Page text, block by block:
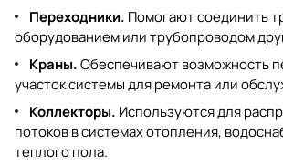
Переходники. Помогают соединить
оборудованием или трубопроводом
Краны.Обеспечивают возможность
участок системы для ремонта или
Коллекторы. Используются для
потоков в системах отопления,
теплого пола.